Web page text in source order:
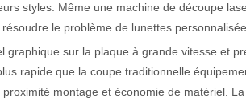
styles. Même une machine de découpe
le problème de lunettes
sur la plaque à grande vitesse et
rapide que la coupe traditionnelle
montage et économie de matériel.